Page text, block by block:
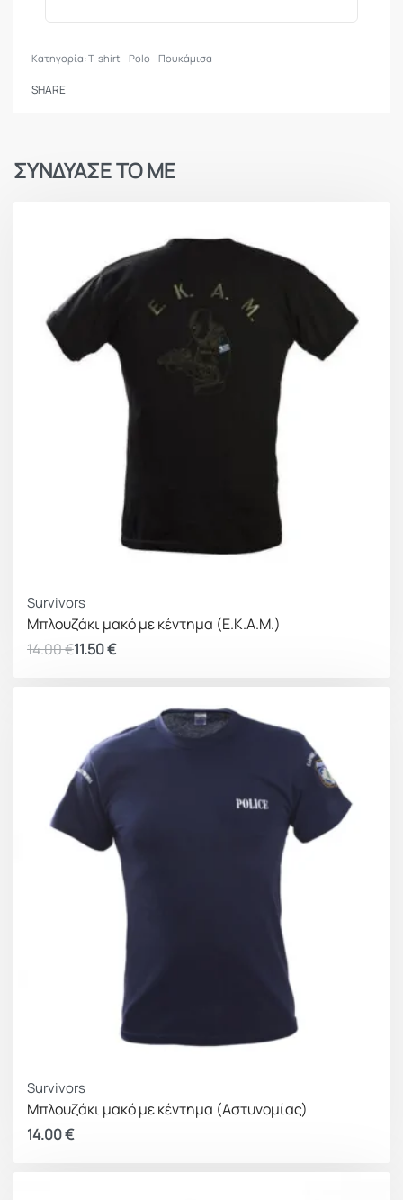
Κατηγορία:T-shirt - Polo - Πουκάμισα
SHARE
ΣΥΝΔΥΑΣΕ ΤΟ ΜΕ
Survivors
Μπλουζάκι μακό με κέντημα (Ε.Κ.Α.Μ.)
14.00€11.50€
Survivors
Μπλουζάκι μακό με κέντημα (Αστυνομίας)
14.00€